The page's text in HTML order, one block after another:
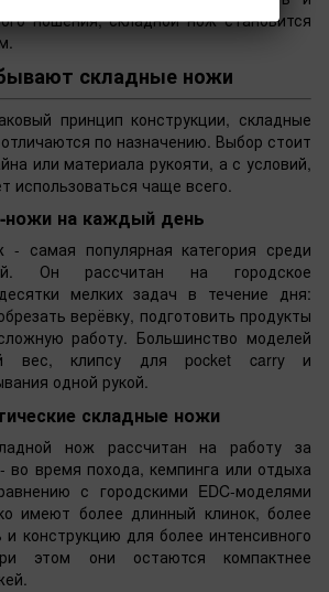
ношения, складной нож становится
складные ножи
принцип конструкции, складные
по назначению. Выбор стоит
или материала рукояти, а с условий,
использоваться чаще всего.
ножи на каждый день
- самая популярная категория среди
Он рассчитан на городское
мелких задач в течение дня:
верёвку, подготовить продукты
работу. Большинство моделей
вес, клипсу для pocket carry и
одной рукой.
складные ножи
нож рассчитан на работу за
во время похода, кемпинга или отдыха
с городскими EDC-моделями
имеют более длинный клинок, более
конструкцию для более интенсивного
этом они остаются компактнее